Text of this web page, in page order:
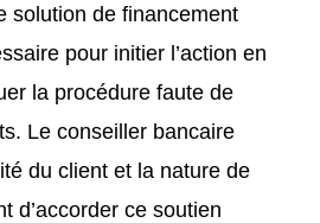
solution de financement
pour initier l’action en
la procédure faute de
Le conseiller bancaire
du client et la nature de
d’accorder ce soutien